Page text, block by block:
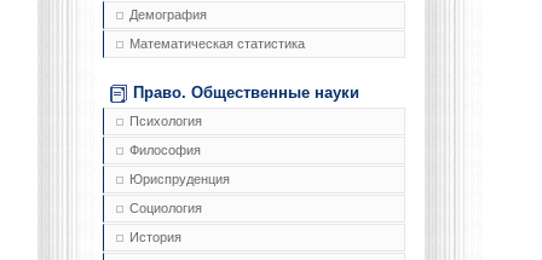
Демография
Математическая статистика
Право. Общественные науки
Психология
Философия
Юриспруденция
Социология
История